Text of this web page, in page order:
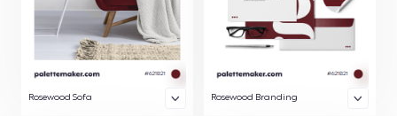
Rosewood Sofa Rosewood Branding